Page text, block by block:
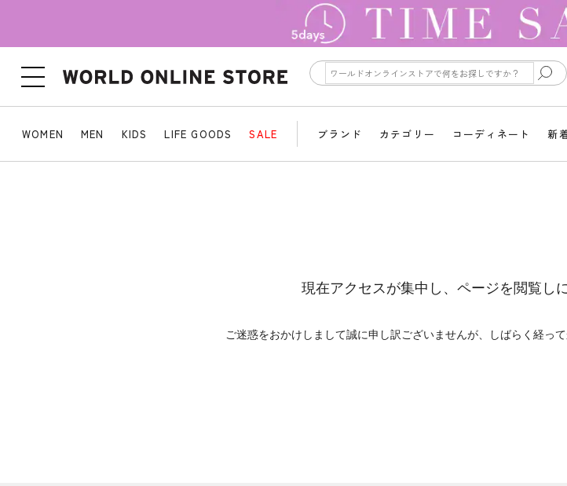
WOMEN MEN KIDS LIFE GOODS SALE ブランド カテゴリー コーディネート 新
現在アクセスが集中し、ページを閲覧し
ご迷惑をおかけしまして誠に申し訳ございませんが、しばらく経っ